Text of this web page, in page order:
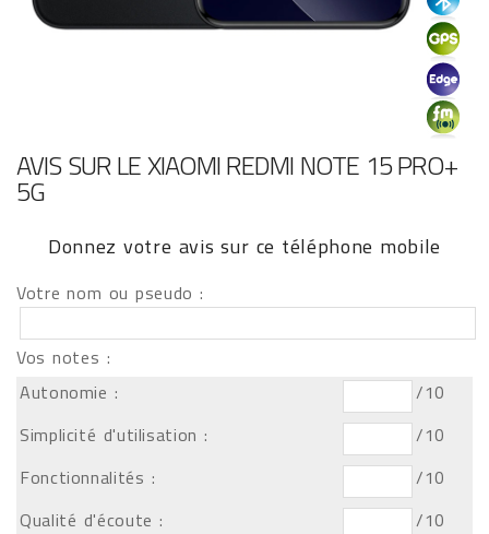
AVIS SUR LE XIAOMI REDMI NOTE 15 PRO+
5G
Donnez votre avis sur ce téléphone mobile
Votre nom ou pseudo :
Vos notes :
Autonomie :
/10
Simplicité d'utilisation :
/10
Fonctionnalités :
/10
Qualité d'écoute :
/10